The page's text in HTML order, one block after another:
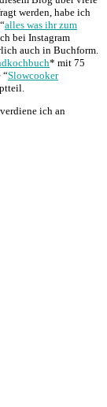
werden, habe ich
alles was ihr zum
bei Instagram
auch in Buchform.
* mit 75
“Slowcooker
ich an